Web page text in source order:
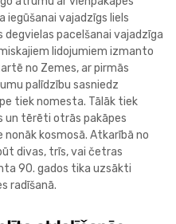
iegūšanai vajadzīgs liels
pacelšanai vajadzīga
lidojumiem izmanto
no Zemes, ar pirmās
palīdzību sasniedz
tiek nomesta. Tālāk tiek
un tērēti otrās pakāpes
kosmosā. Atkarībā no
divas, trīs, vai četras
90. gados tika uzsākti
radīšanā.